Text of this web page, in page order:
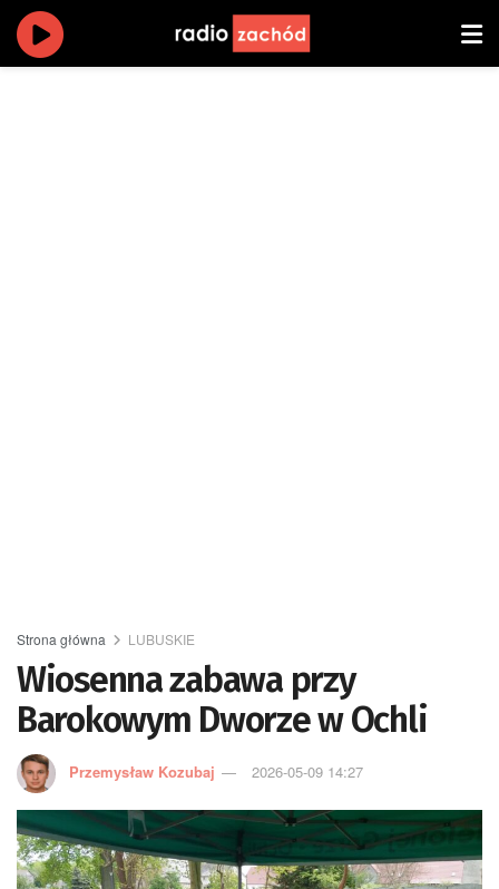
Strona główna LUBUSKIE
Wiosenna zabawa przy
Barokowym Dworze w Ochli
Przemysław Kozubaj 2026-05-09 14:27